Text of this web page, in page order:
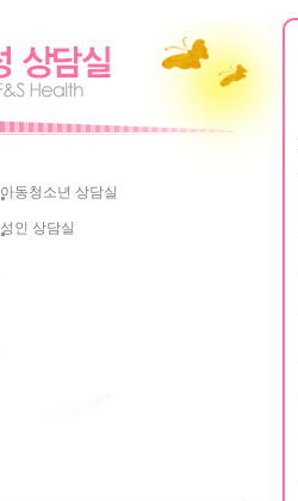
아동청소년 상담실
성인 상담실